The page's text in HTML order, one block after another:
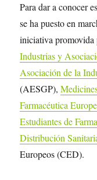
Para dar a conocer
se ha puesto en
iniciativa
Industrias y
Asociación de la
(AESGP),
Farmacéutica
Estudiantes de
Distribución
Europeos (CED).